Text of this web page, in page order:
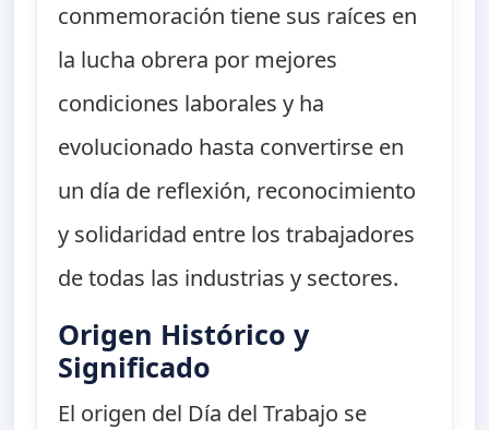
conmemoración tiene sus raíces en
la lucha obrera por mejores
condiciones laborales y ha
evolucionado hasta convertirse en
un día de reflexión, reconocimiento
y solidaridad entre los trabajadores
de todas las industrias y sectores.
Origen Histórico y
Significado
El origen del Día del Trabajo se